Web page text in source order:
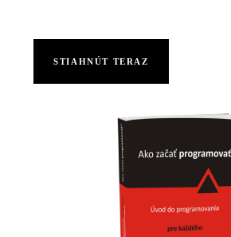
STIAHNÚT TERAZ